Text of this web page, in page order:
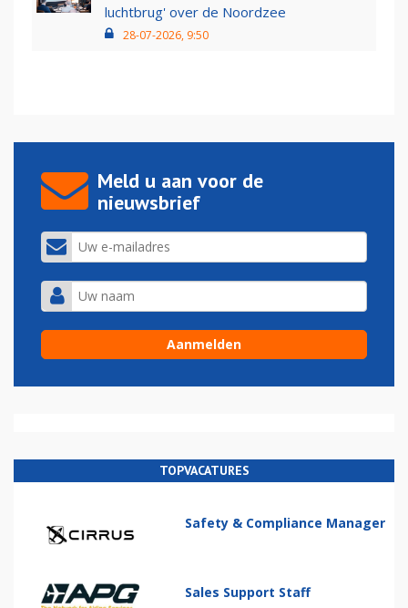
luchtbrug' over de Noordzee
28-07-2026, 9:50
Meld u aan voor de
nieuwsbrief
TOPVACATURES
Safety & Compliance Manager
Sales Support Staff